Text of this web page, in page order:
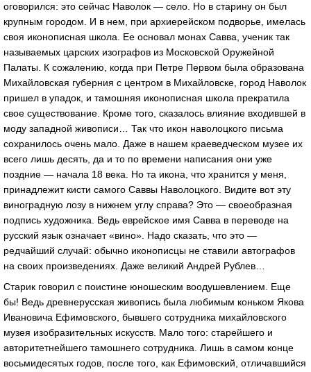
оговорился: это сейчас Наволок — село. Но в старину он был
крупным городом. И в нем, при архиерейском подворье, имелась
своя иконописная школа. Ее основал монах Савва, ученик так
называемых царских изографов из Московской Оружейной
Палаты. К сожалению, когда при Петре Первом была образована
Михайловская губерния с центром в Михайловске, город Наволок
пришел в упадок, и тамошняя иконописная школа прекратила
свое существование. Кроме того, сказалось влияние входившей в
моду западной живописи… Так что икон наволоцкого письма
сохранилось очень мало. Даже в нашем краеведческом музее их
всего лишь десять, да и то по времени написания они уже
поздние — начала 18 века. Но та икона, что хранится у меня,
принадлежит кисти самого Саввы Наволоцкого. Видите вот эту
виноградную лозу в нижнем углу справа? Это — своеобразная
подпись художника. Ведь еврейское имя Савва в переводе на
русский язык означает «вино». Надо сказать, что это —
редчайший случай: обычно иконописцы не ставили автографов
на своих произведениях. Даже великий Андрей Рублев…
Старик говорил с поистине юношеским воодушевлением. Еще
бы! Ведь древнерусская живопись была любимым коньком Якова
Ивановича Ефимовского, бывшего сотрудника михайловского
музея изобразительных искусств. Мало того: старейшего и
авторитетнейшего тамошнего сотрудника. Лишь в самом конце
восьмидесятых годов, после того, как Ефимовский, отличавшийся